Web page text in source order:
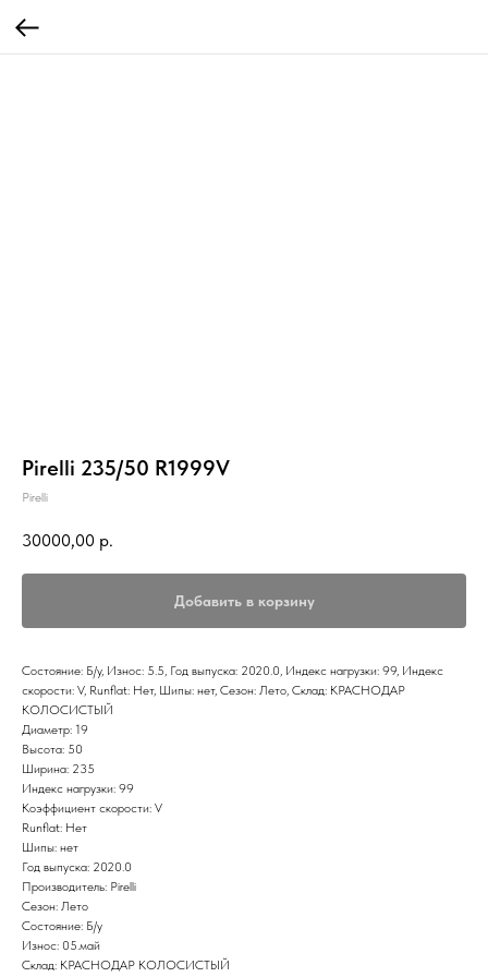
Pirelli 235/50 R1999V
Pirelli
30000,00 р.
Добавить в корзину
Состояние: Б/у, Износ: 5.5, Год выпуска: 2020.0, Индекс нагрузки: 99, Индекс
скорости: V, Runflat: Нет, Шипы: нет, Сезон: Лето, Склад: КРАСНОДАР
КОЛОСИСТЫЙ
Диаметр: 19
Высота: 50
Ширина: 235
Индекс нагрузки: 99
Коэффициент скорости: V
Runflat: Нет
Шипы: нет
Год выпуска: 2020.0
Производитель: Pirelli
Сезон: Лето
Состояние: Б/у
Износ: 05.май
Склад: КРАСНОДАР КОЛОСИСТЫЙ